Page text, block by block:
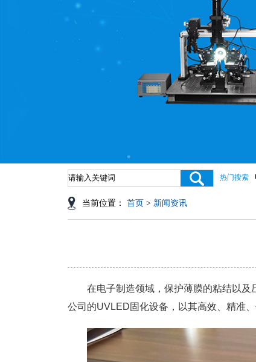
热门搜索
当前位置： 首页 > 新闻资讯
在电子制造领域，保护薄膜的粘结以
公司的UVLED固化设备，以其高效、精准